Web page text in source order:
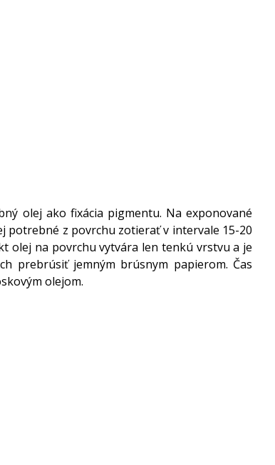
olej ako fixácia pigmentu. Na exponované
potrebné z povrchu zotierať v intervale 15-20
olej na povrchu vytvára len tenkú vrstvu a je
prebrúsiť jemným brúsnym papierom. Čas
olejom.